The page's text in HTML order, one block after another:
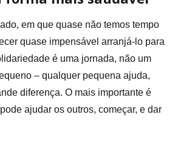
em que quase não temos tempo
quase impensável arranjá-lo para
é uma jornada, não um
– qualquer pequena ajuda,
diferença. O mais importante é
ajudar os outros, começar, e dar